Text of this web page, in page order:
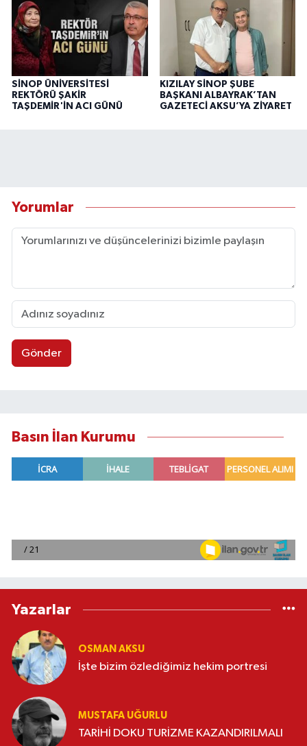
SİNOP ÜNİVERSİTESİ
REKTÖRÜ ŞAKİR
TAŞDEMİR'İN ACI GÜNÜ
KIZILAY SİNOP ŞUBE
BAŞKANI ALBAYRAK’TAN
GAZETECİ AKSU’YA ZİYARET
Yorumlar
Gönder
Basın İlan Kurumu
Yazarlar
OSMAN AKSU
İşte bizim özlediğimiz hekim portresi
MUSTAFA UĞURLU
TARİHİ DOKU TURİZME KAZANDIRILMALI